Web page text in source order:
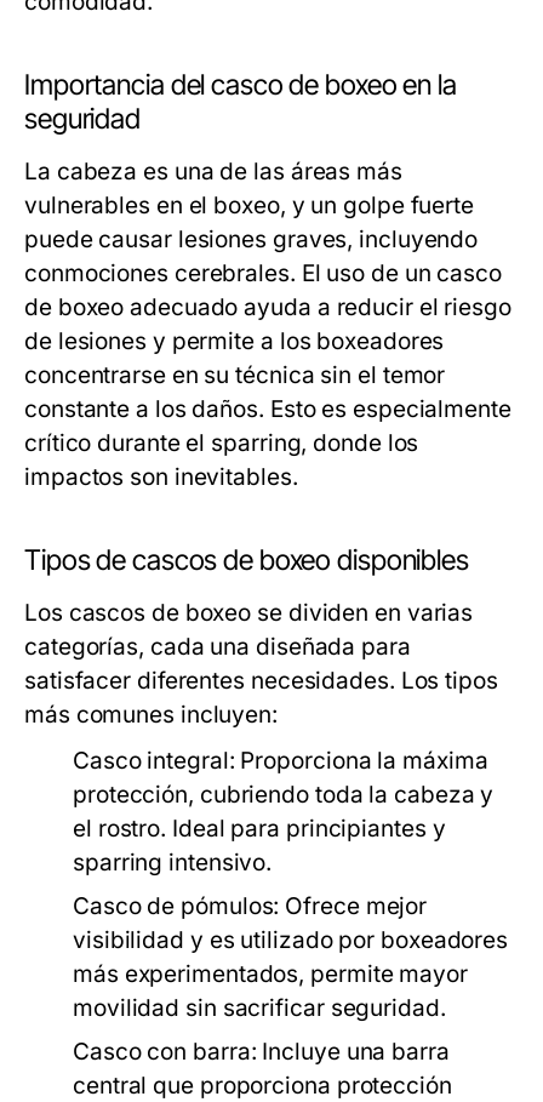
Importancia del casco de boxeo en la
seguridad
La cabeza es una de las áreas más
vulnerables en el boxeo, y un golpe fuerte
puede causar lesiones graves, incluyendo
conmociones cerebrales. El uso de un casco
de boxeo adecuado ayuda a reducir el riesgo
de lesiones y permite a los boxeadores
concentrarse en su técnica sin el temor
constante a los daños. Esto es especialmente
crítico durante el sparring, donde los
impactos son inevitables.
Tipos de cascos de boxeo disponibles
Los cascos de boxeo se dividen en varias
categorías, cada una diseñada para
satisfacer diferentes necesidades. Los tipos
más comunes incluyen:
Casco integral: Proporciona la máxima
protección, cubriendo toda la cabeza y
el rostro. Ideal para principiantes y
sparring intensivo.
Casco de pómulos: Ofrece mejor
visibilidad y es utilizado por boxeadores
más experimentados, permite mayor
movilidad sin sacrificar seguridad.
Casco con barra: Incluye una barra
central que proporciona protección